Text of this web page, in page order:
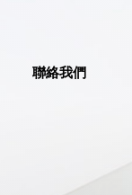
聯絡我們